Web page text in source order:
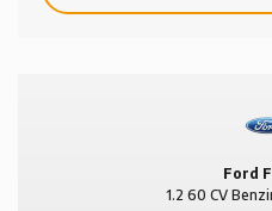
Ford
1.2 60 CV